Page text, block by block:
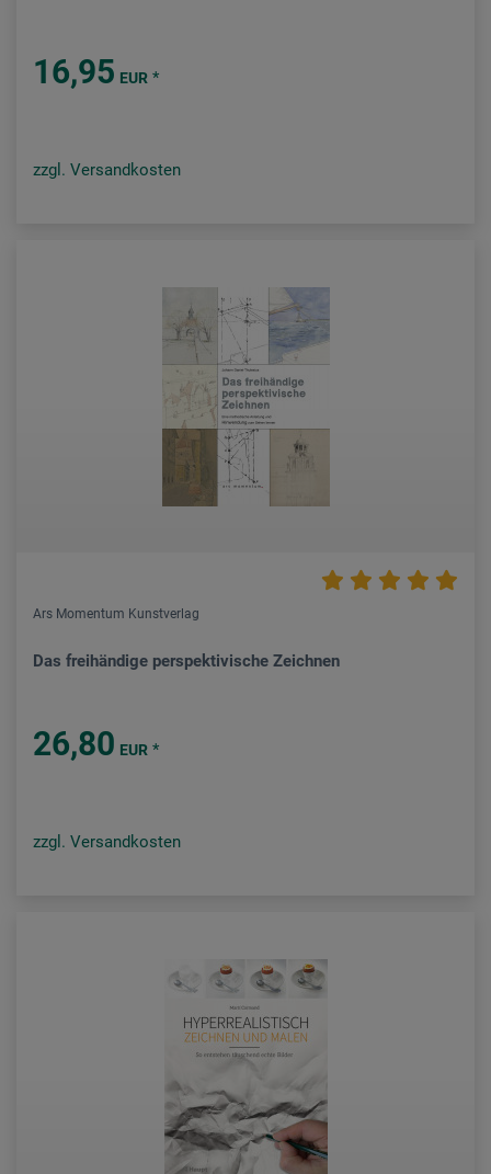
16,95 EUR *
zzgl. Versandkosten
Ars Momentum Kunstverlag
Das freihändige perspektivische Zeichnen
26,80 EUR *
zzgl. Versandkosten